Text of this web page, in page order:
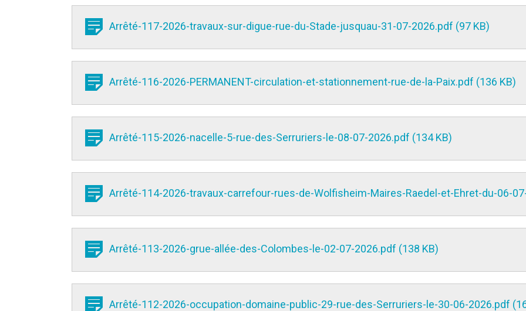
Arrêté-117-2026-travaux-sur-digue-rue-du-Stade-jusquau-31-07-2026.pdf (97 KB)
Arrêté-116-2026-PERMANENT-circulation-et-stationnement-rue-de-la-Paix.pdf (136 KB)
Arrêté-115-2026-nacelle-5-rue-des-Serruriers-le-08-07-2026.pdf (134 KB)
Arrêté-114-2026-travaux-carrefour-rues-de-Wolfisheim-Maires-Raedel-et-Ehret-du-06-
Arrêté-113-2026-grue-allée-des-Colombes-le-02-07-2026.pdf (138 KB)
Arrêté-112-2026-occupation-domaine-public-29-rue-des-Serruriers-le-30-06-2026.pdf